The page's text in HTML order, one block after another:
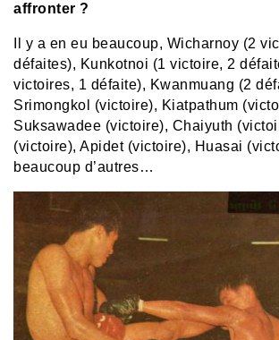
affronter ?
Il y a en eu beaucoup, Wicharnoy (2
défaites), Kunkotnoi (1 victoire, 2
victoires, 1 défaite), Kwanmuang (2
Srimongkol (victoire), Kiatpathum
Suksawadee (victoire), Chaiyuth
(victoire), Apidet (victoire), Huasai
beaucoup d’autres…